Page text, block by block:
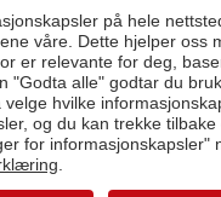
Materiale:
Bilde på
Bilde på